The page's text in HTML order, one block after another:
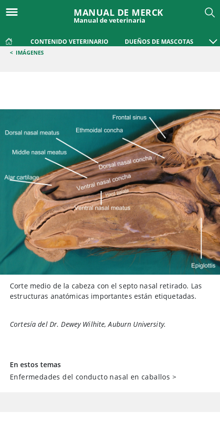
MANUAL DE MERCK
Manual de veterinaria
CONTENIDO VETERINARIO DUEÑOS DE MASCOTAS
< IMÁGENES
Corte medio de la cabeza con el septo nasal retirado. Las
estructuras anatómicas importantes están etiquetadas.
Cortesía del Dr. Dewey Wilhite, Auburn University.
En estos temas
Enfermedades del conducto nasal en caballos >